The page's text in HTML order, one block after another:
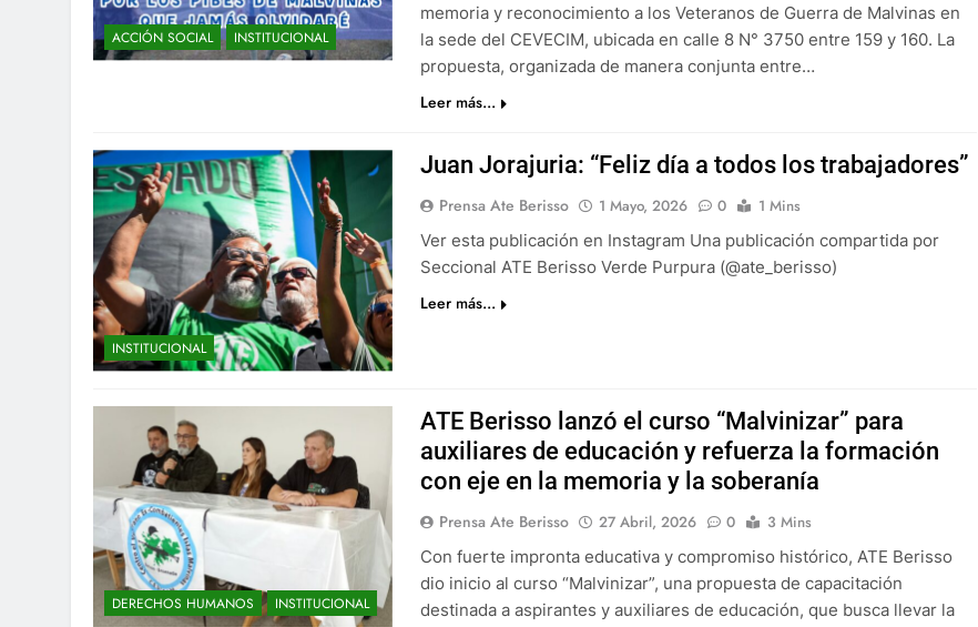
ACCIÓN SOCIAL INSTITUCIONAL
memoria y reconocimiento a los Veteranos de Guerra de Malvinas en
la sede del CEVECIM, ubicada en calle 8 N° 3750 entre 159 y 160. La
propuesta, organizada de manera conjunta entre…
Leer más...
INSTITUCIONAL
Juan Jorajuria: “Feliz día a todos los trabajadores”
Prensa Ate Berisso 1 Mayo, 2026 0
1 Mins
Ver esta publicación en Instagram Una publicación compartida por
Seccional ATE Berisso Verde Purpura (@ate_berisso)
Leer más...
DERECHOS HUMANOS INSTITUCIONAL
ATE Berisso lanzó el curso “Malvinizar” para
auxiliares de educación y refuerza la formación
con eje en la memoria y la soberanía
Prensa Ate Berisso 27 Abril, 2026 0
3 Mins
Con fuerte impronta educativa y compromiso histórico, ATE Berisso
dio inicio al curso “Malvinizar”, una propuesta de capacitación
destinada a aspirantes y auxiliares de educación, que busca llevar la